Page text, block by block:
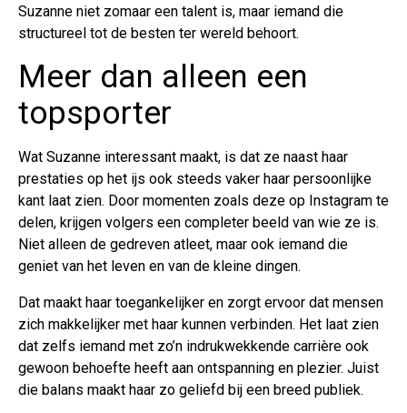
Suzanne niet zomaar een talent is, maar iemand die
structureel tot de besten ter wereld behoort.
Meer dan alleen een
topsporter
Wat Suzanne interessant maakt, is dat ze naast haar
prestaties op het ijs ook steeds vaker haar persoonlijke
kant laat zien. Door momenten zoals deze op Instagram te
delen, krijgen volgers een completer beeld van wie ze is.
Niet alleen de gedreven atleet, maar ook iemand die
geniet van het leven en van de kleine dingen.
Dat maakt haar toegankelijker en zorgt ervoor dat mensen
zich makkelijker met haar kunnen verbinden. Het laat zien
dat zelfs iemand met zo’n indrukwekkende carrière ook
gewoon behoefte heeft aan ontspanning en plezier. Juist
die balans maakt haar zo geliefd bij een breed publiek.